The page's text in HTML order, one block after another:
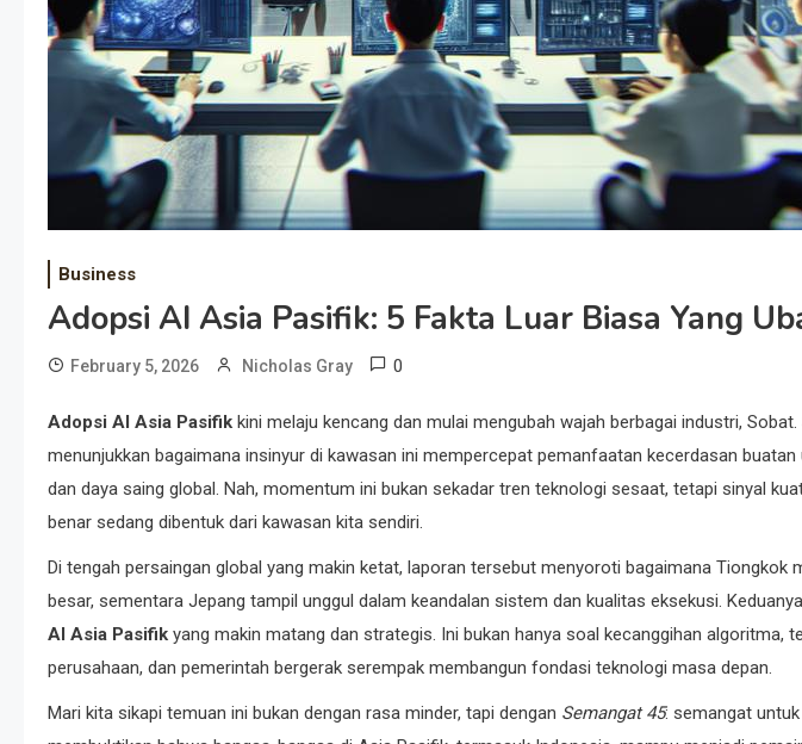
Business
Adopsi AI Asia Pasifik: 5 Fakta Luar Biasa Yang
February 5, 2026 Nicholas Gray 0
Adopsi AI Asia Pasifik kini melaju kencang dan mulai mengubah wajah berbagai industri,
menunjukkan bagaimana insinyur di kawasan ini mempercepat pemanfaatan kecerdasan
dan daya saing global. Nah, momentum ini bukan sekadar tren teknologi sesaat, tetapi sinyal
benar sedang dibentuk dari kawasan kita sendiri.
Di tengah persaingan global yang makin ketat, laporan tersebut menyoroti bagaimana Tiongkok
besar, sementara Jepang tampil unggul dalam keandalan sistem dan kualitas eksekusi.
AI Asia Pasifik yang makin matang dan strategis. Ini bukan hanya soal kecanggihan algoritma,
perusahaan, dan pemerintah bergerak serempak membangun fondasi teknologi masa depan.
Mari kita sikapi temuan ini bukan dengan rasa minder, tapi dengan Semangat 45: semangat